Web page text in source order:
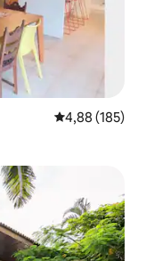
Средна
4,88 (185)